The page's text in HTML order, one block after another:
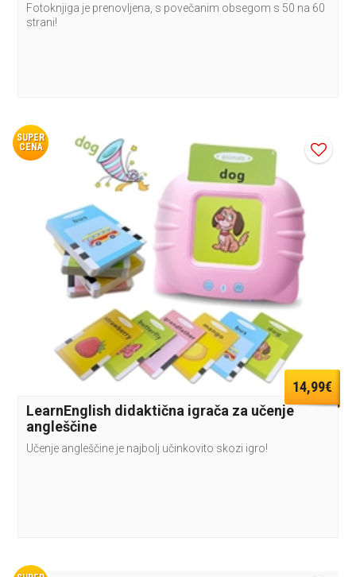
Fotoknjiga je prenovljena, s povečanim obsegom s 50 na 60
strani!
SUPER
CENA
14,99€
LearnEnglish didaktična igrača za učenje
angleščine
Učenje angleščine je najbolj učinkovito skozi igro!